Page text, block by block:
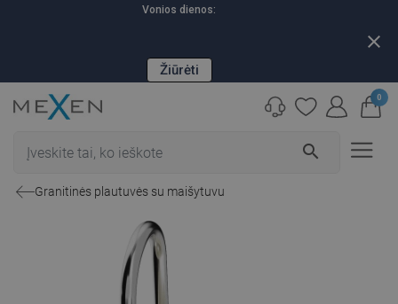
Vonios dienos:
Žiūrėti
close
search
0
Granitinės plautuvės su maišytuvu